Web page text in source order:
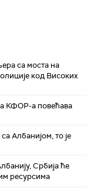
са моста на
код Високих
КФОР-а повећава
Албанијом, то је
Србија ће
ресурсима